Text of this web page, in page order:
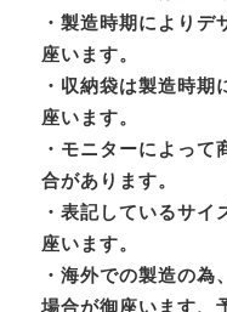
・製造時期により
座います。
・収納袋は製造時
座います。
・モニターによっ
合があります。
・表記しているサ
座います。
・海外での製造の為
場合が御座います、